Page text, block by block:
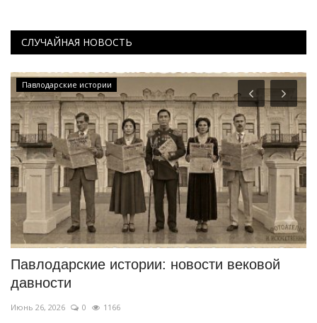
СЛУЧАЙНАЯ НОВОСТЬ
Павлодарские истории
Павлодарские истории: новости вековой
давности
Июнь 26, 2026 0 1166